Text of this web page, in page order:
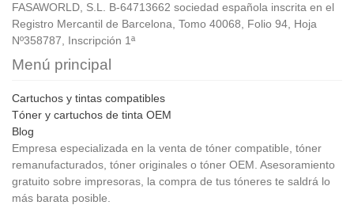
FASAWORLD, S.L. B-64713662 sociedad española inscrita en el
Registro Mercantil de Barcelona, Tomo 40068, Folio 94, Hoja
Nº358787, Inscripción 1ª
Menú principal
Cartuchos y tintas compatibles
Tóner y cartuchos de tinta OEM
Blog
Empresa especializada en la venta de tóner compatible, tóner
remanufacturados, tóner originales o tóner OEM. Asesoramiento
gratuito sobre impresoras, la compra de tus tóneres te saldrá lo
más barata posible.